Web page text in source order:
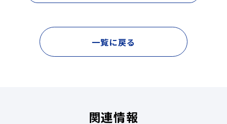
一覧に戻る
関連情報